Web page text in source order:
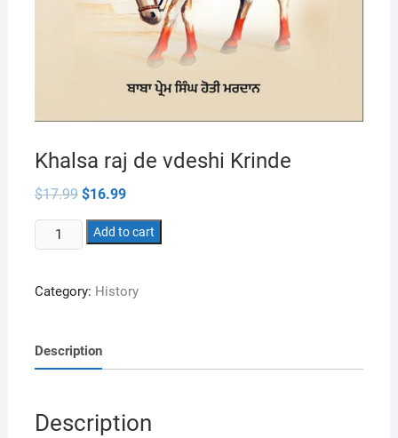
Khalsa raj de vdeshi Krinde
$17.99 Original
price
was:
$17.99.
$16.99Current
is:
$16.99.
Khalsa
raj
vdeshi
Add to cart
Category: History
Description
Description